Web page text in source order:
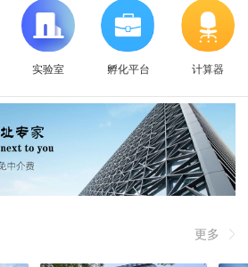
实验室 孵化平台 计算器
更多